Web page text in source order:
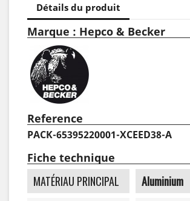
Détails du produit
Marque : Hepco & Becker
Reference
PACK-65395220001-XCEED38-A
Fiche technique
MATÉRIAU PRINCIPAL
Aluminium